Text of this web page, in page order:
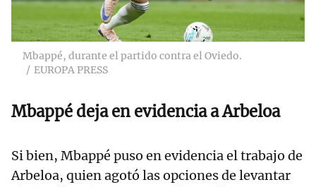
Mbappé, durante el partido contra el Oviedo.
EUROPA PRESS
Mbappé deja en evidencia a Arbeloa
Si bien, Mbappé puso en evidencia el trabajo de
Arbeloa, quien agotó las opciones de levantar